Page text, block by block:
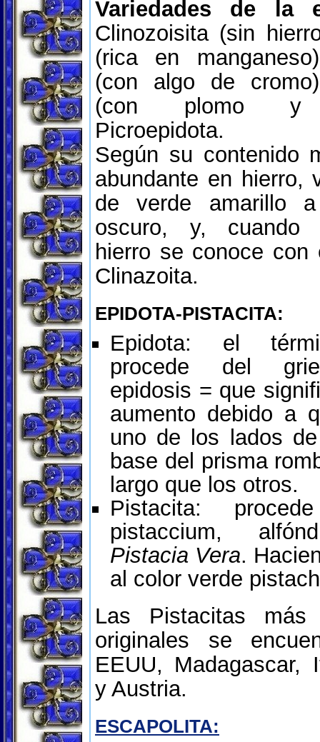
Variedades de la
Clinozoisita (sin
(rica en
(con algo de
(con plomo y
Picroepidota.
Según su contenido
abundante en hierro,
de verde amarillo
oscuro, y, cuando
hierro se conoce con
Clinazoita.
EPIDOTA-PISTACITA:
Epidota: el
procede del
epidosis = que
aumento debido a
uno de los lados
base del prisma
largo que los otros.
Pistacita:
pistaccium,
Pistacia Vera.
al color verde
Las Pistacitas más
originales se
EEUU, Madagascar,
y Austria.
ESCAPOLITA: